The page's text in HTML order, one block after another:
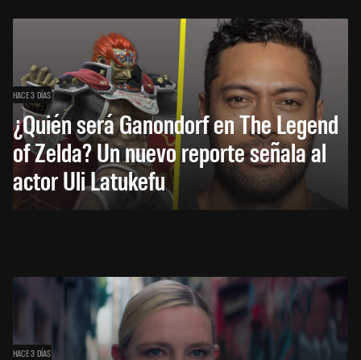
HACE 3 DÍAS
¿Quién será Ganondorf en The Legend
of Zelda? Un nuevo reporte señala al
actor Uli Latukefu
HACE 3 DÍAS